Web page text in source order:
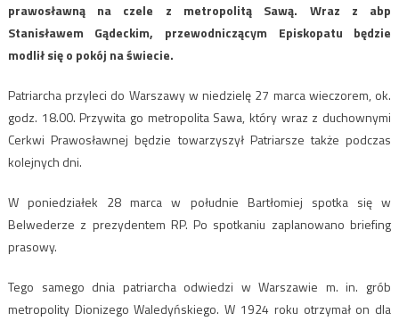
prawosławną na czele z metropolitą Sawą. Wraz z abp
Stanisławem Gądeckim, przewodniczącym Episkopatu będzie
modlił się o pokój na świecie.
Patriarcha przyleci do Warszawy w niedzielę 27 marca wieczorem, ok.
godz. 18.00. Przywita go metropolita Sawa, który wraz z duchownymi
Cerkwi Prawosławnej będzie towarzyszył Patriarsze także podczas
kolejnych dni.
W poniedziałek 28 marca w południe Bartłomiej spotka się w
Belwederze z prezydentem RP. Po spotkaniu zaplanowano briefing
prasowy.
Tego samego dnia patriarcha odwiedzi w Warszawie m. in. grób
metropolity Dionizego Waledyńskiego. W 1924 roku otrzymał on dla